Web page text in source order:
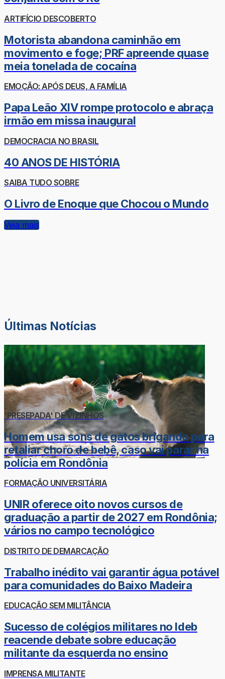
ARTIFÍCIO DESCOBERTO
Motorista abandona caminhão em
movimento e foge; PRF apreende quase
meia tonelada de cocaína
EMOÇÃO: APÓS DEUS, A FAMÍLIA
Papa Leão XIV rompe protocolo e abraça
irmão em missa inaugural
DEMOCRACIA NO BRASIL
40 ANOS DE HISTÓRIA
SAIBA TUDO SOBRE
O Livro de Enoque que Chocou o Mundo
Veja mais
Últimas Notícias
'PRESEPADA' DE VIZINHOS
Homem usa sons de gatos brigando para
retaliar choro de bebê, caso vai parar na
polícia em Rondônia
FORMAÇÃO UNIVERSITÁRIA
UNIR oferece oito novos cursos de
graduação a partir de 2027 em Rondônia;
vários no campo tecnológico
DISTRITO DE DEMARCAÇÃO
Trabalho inédito vai garantir água potável
para comunidades do Baixo Madeira
EDUCAÇÃO SEM MILITÂNCIA
Sucesso de colégios militares no Ideb
reacende debate sobre educação
militante da esquerda no ensino
IMPRENSA MILITANTE